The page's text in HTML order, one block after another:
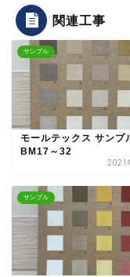
関連工事
サンプル
モールテックス サンプ
BM17～32
2021
サンプル